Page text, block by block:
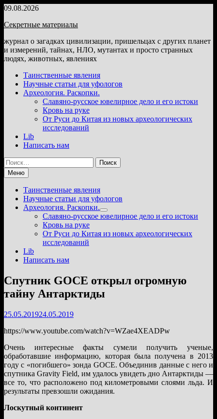
Перейти
содержимому
09.08.2026
Секретные материалы
журнал о загадках цивилизации, пришельцах с других планет
и измерений, тайнах, НЛО, мутантах и просто странных
людях, животных, явлениях
Таинственные явления
Научные статьи для уфологов
Археология. Раскопки.
Славяно-русское ювелирное дело и его истоки
Кровь на руке
От Руси до Китая из новых археологических
исследований
Lib
Написать нам
Найти:
Меню
Таинственные явления
Научные статьи для уфологов
Археология. Раскопки.
Показать
подменю
Славяно-русское ювелирное дело и его истоки
Кровь на руке
От Руси до Китая из новых археологических
исследований
Lib
Написать нам
Спутник GOCE открыл огромную
тайну Антарктиды
25.05.201924.05.2019
https://www.youtube.com/watch?v=WZae4XEADPw
Очень интересные факты сумели получить ученые,
обработавшие информацию, которая была получена в 2013
году с «погибшего» зонда GOCE. Объединив данные с него и
спутника Gravity Field, им удалось увидеть дно Антарктиды —
все то, что расположено под километровыми слоями льда. И
результаты превзошли ожидания.
Лоскутный континент